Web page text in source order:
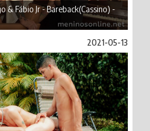
& Fábio Jr - Bareback(Cassino) -
2021-05-13